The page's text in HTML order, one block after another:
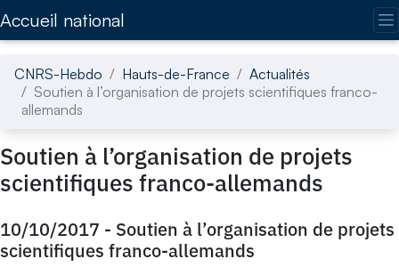
Accueil national
CNRS-Hebdo Hauts-de-France
Actualités
Soutien à l’organisation de projets scientifiques franco-
allemands
Soutien à l’organisation de projets
scientifiques franco-allemands
10/10/2017 - Soutien à l’organisation de projets
scientifiques franco-allemands